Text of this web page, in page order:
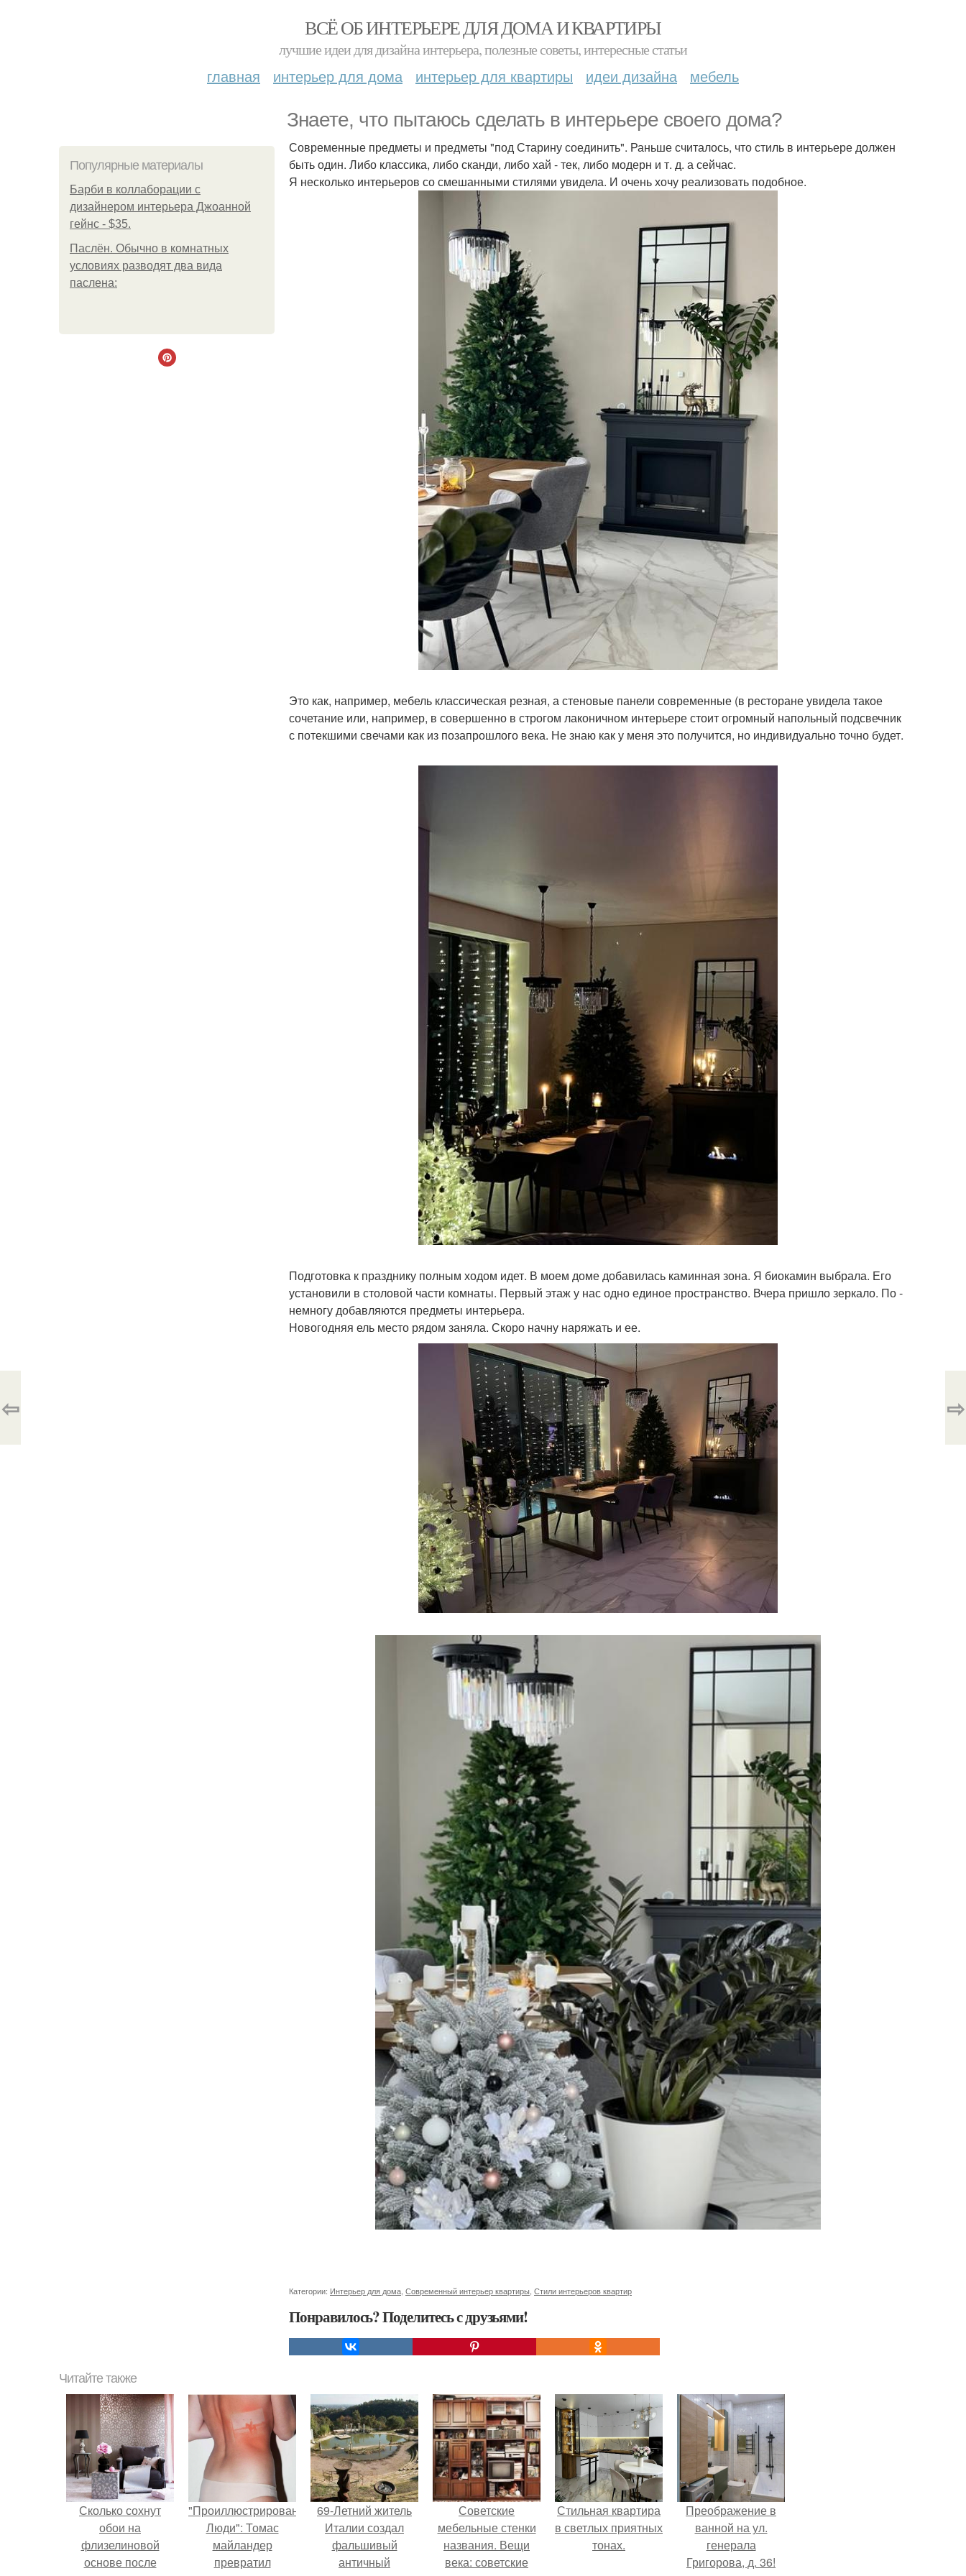
ВСЁ ОБ ИНТЕРЬЕРЕ ДЛЯ ДОМА И КВАРТИРЫ
лучшие идеи для дизайна интерьера, полезные советы, интересные статьи
главная интерьер для дома интерьер для квартиры идеи дизайна мебель
Знаете, что пытаюсь сделать в интерьере своего дома?
Популярные материалы
Барби в коллаборации с
дизайнером интерьера Джоанной
гейнс - $35.
Паслён. Обычно в комнатных
условиях разводят два вида
паслена:
Современные предметы и предметы "под Старину соединить". Раньше считалось, что стиль в интерьере должен
быть один. Либо классика, либо сканди, либо хай - тек, либо модерн и т. д. а сейчас.
Я несколько интерьеров со смешанными стилями увидела. И очень хочу реализовать подобное.
Это как, например, мебель классическая резная, а стеновые панели современные (в ресторане увидела такое
сочетание или, например, в совершенно в строгом лаконичном интерьере стоит огромный напольный подсвечник
с потекшими свечами как из позапрошлого века. Не знаю как у меня это получится, но индивидуально точно будет.
Подготовка к празднику полным ходом идет. В моем доме добавилась каминная зона. Я биокамин выбрала. Его
установили в столовой части комнаты. Первый этаж у нас одно единое пространство. Вчера пришло зеркало. По -
немногу добавляются предметы интерьера.
Новогодняя ель место рядом заняла. Скоро начну наряжать и ее.
Категории: Интерьер для дома Современный интерьер квартиры Стили интерьеров квартир
Понравилось? Поделитесь с друзьями!
⇦ ⇨
Читайте также
Сколько сохнут
обои на
флизелиновой
основе после
"Проиллюстрированные
Люди": Томас
майландер
превратил
69-Летний житель
Италии создал
фальшивый
античный
Советские
мебельные стенки
названия. Вещи
века: советские
Стильная квартира
в светлых приятных
тонах.
Преображение в
ванной на ул.
генерала
Григорова, д. 36!